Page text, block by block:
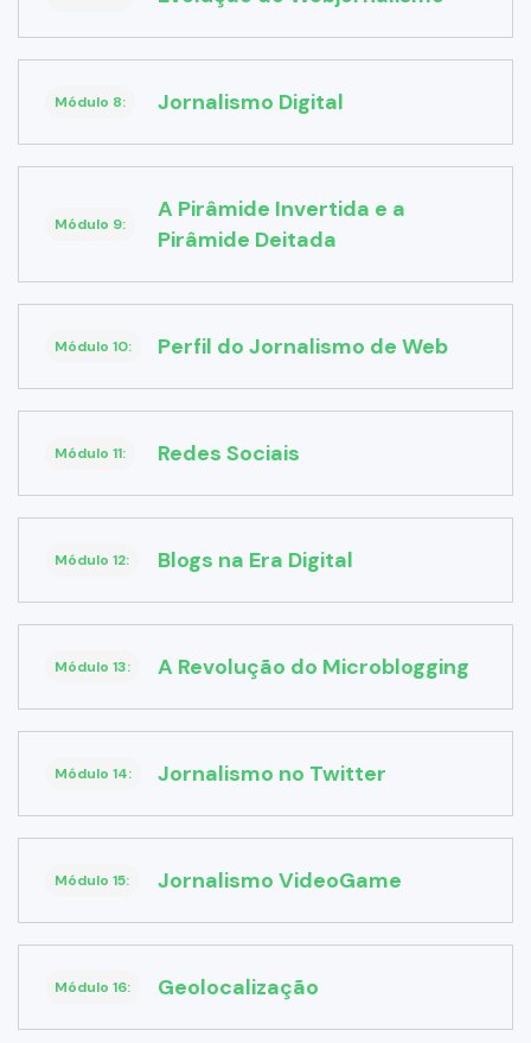
Módulo 8: Jornalismo Digital
Módulo 9:
A Pirâmide Invertida e a
Pirâmide Deitada
Módulo 10: Perfil do Jornalismo de Web
Módulo 11: Redes Sociais
Módulo 12: Blogs na Era Digital
Módulo 13: A Revolução do Microblogging
Módulo 14: Jornalismo no Twitter
Módulo 15: Jornalismo VideoGame
Módulo 16: Geolocalização